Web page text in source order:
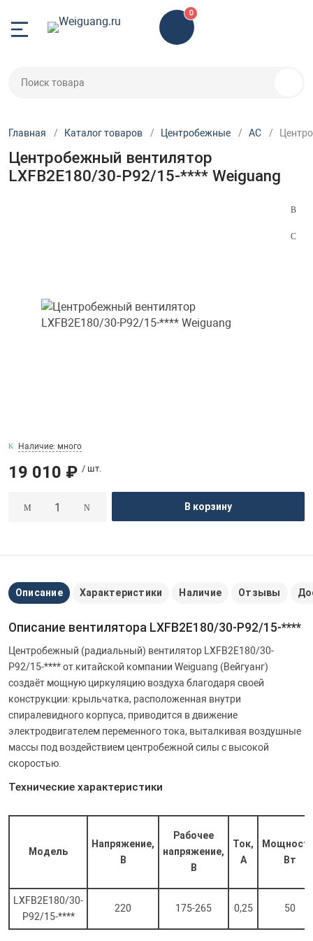
0
AC
DC
AC
DC
YWF6E
YWF12E
YWF8E
Квадратные
Сервоприводы
Главная Каталог товаров Центробежные AC
Центробежный вентилятор
LXFB2E180/30-P92/15-**** Weiguang
Наличие: много
19 010 ₽ / шт.
В корзину
Описание Характеристики Наличие Отзывы
Описание вентилятора LXFB2E180/30-P92/15-****
Центробежный (радиальный) вентилятор LXFB2E180/30-
P92/15-**** от китайской компании Weiguang (Вейгуанг)
создаёт мощную циркуляцию воздуха благодаря своей
конструкции: крыльчатка, расположенная внутри
спиралевидного корпуса, приводится в движение
электродвигателем переменного тока, выталкивая воздушные
массы под воздействием центробежной силы с высокой
скоростью.
Технические характеристики
Модель
Напряжение,
В
Рабочее
напряжение,
В
Ток,
А
Вт
LXFB2E180/30-
P92/15-****
220 175-265 0,25 50